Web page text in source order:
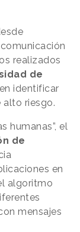
realizados
de
identificar
alto riesgo.
humanas”, el
de
en
algoritmo
mensajes